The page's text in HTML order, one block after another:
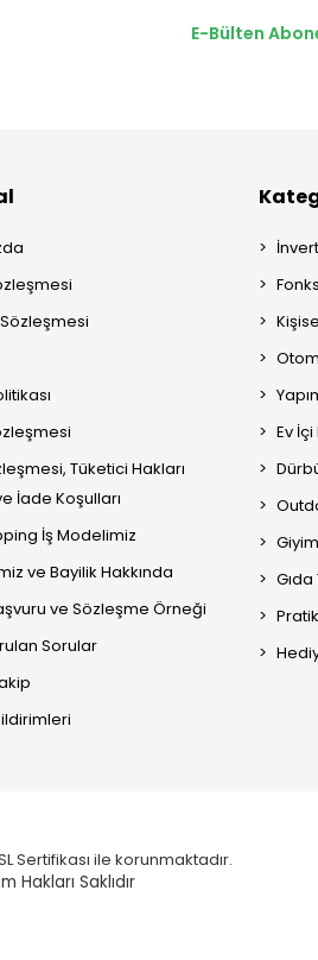
E-Bülten
Sözleşmesi
Tüketici Hakları
İade Koşulları
İş Modelimiz
ve Bayilik Hakkında
ve Sözleşme Örneği
Sorular
Ev
Sertifikası ile korunmaktadır.
Hakları Saklıdır